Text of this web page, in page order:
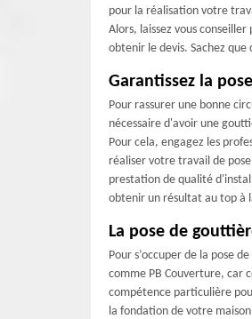
pour la réalisation votre
Alors, laissez vous
obtenir le devis. Sachez que
Garantissez la
Pour rassurer une bonne
nécessaire d'avoir une
Pour cela, engagez les
réaliser votre travail de
prestation de qualité
obtenir un résultat au top à
La pose de
Pour s’occuper de la pose
comme PB Couverture, car
compétence particulière
la fondation de votre